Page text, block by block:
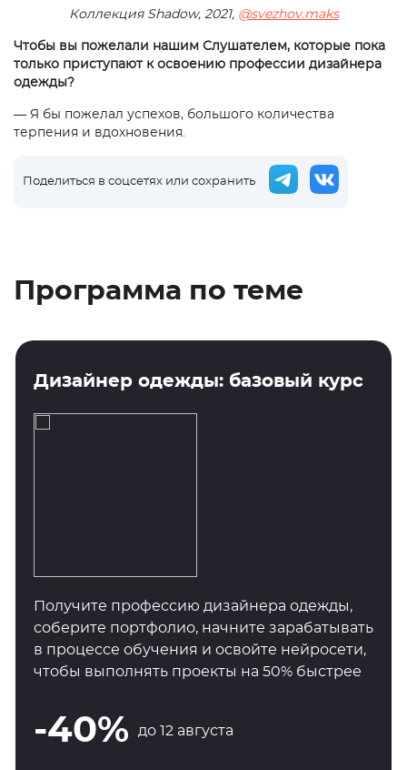
Коллекция Shadow, 2021, @svezhov.maks
Чтобы вы пожелали нашим Слушателем, которые пока
только приступают к освоению профессии дизайнера
одежды?
— Я бы пожелал успехов, большого количества
терпения и вдохновения.
Поделиться в соцсетях или сохранить
Программа по теме
Дизайнер одежды: базовый курс
Получите профессию дизайнера одежды,
соберите портфолио, начните зарабатывать
в процессе обучения и освойте нейросети,
чтобы выполнять проекты на 50% быстрее
-40% до 12 августа